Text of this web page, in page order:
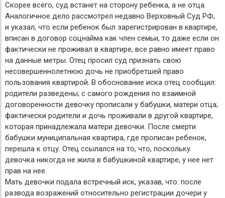
Скорее всего, суд встанет на сторону ребенка, а не отца.
Аналогичное дело рассмотрел недавно Верховный Суд РФ,
и указал, что если ребенок был зарегистрирован в квартире,
вписан в договор соцнайма как член семьи, то даже если он
фактически не проживал в квартире, все равно имеет право
на данные метры. Отец просил суд признать свою
несовершеннолетнюю дочь не приобретшей право
пользования квартирой. В обоснование иска отец сообщил:
родители разведены; с самого рождения по взаимной
договоренности девочку прописали у бабушки, матери отца;
фактически родители и дочь проживали в другой квартире,
которая принадлежала матери девочки. После смерти
бабушки муниципальная квартира, где прописан ребенок,
перешла к отцу. Отец ссылался на то, что, поскольку
девочка никогда не жила в бабушкиной квартире, у нее нет
прав на нее.
Мать девочки подала встречный иск, указав, что: после
развода возражений относительно регистрации дочери у